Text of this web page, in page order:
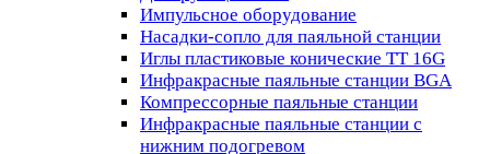
Импульсное оборудование
Насадки-сопло для паяльной станции
Иглы пластиковые конические TT 16G
Инфракрасные паяльные станции BGA
Компрессорные паяльные станции
Инфракрасные паяльные станции с
нижним подогревом